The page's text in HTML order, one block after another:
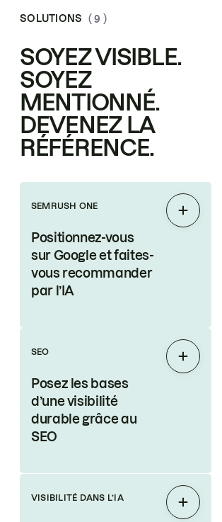
SOLUTIONS ( 9 )
SOYEZ VISIBLE.
SOYEZ
MENTIONNÉ.
DEVENEZ LA
RÉFÉRENCE.
SEMRUSH ONE
Positionnez-vous
sur Google et faites-
vous recommander
par l’IA
SEO
Posez les bases
d’une visibilité
durable grâce au
SEO
VISIBILITÉ DANS L’IA